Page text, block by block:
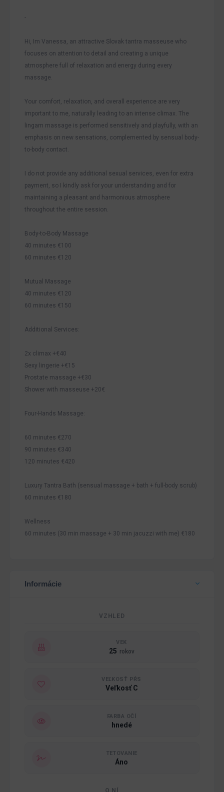
-
Hi, Im Vanessa, an attractive Slovak tantra masseuse who
focuses on attention to detail and creating a unique
atmosphere full of relaxation and energy during every
massage.
Your comfort, relaxation, and overall experience are very
important to me, naturally leading to an intense climax. The
lingam massage is performed sensitively and playfully, with an
emphasis on new sensations, complemented by sensual body-
to-body contact.
I do not provide any additional sexual services, even for extra
payment, so I kindly ask for your understanding and for
maintaining a pleasant and harmonious atmosphere
throughout the entire session.
Body-to-Body Massage
40 minutes €100
60 minutes €120
Mutual Massage
40 minutes €120
60 minutes €150
Additional Services:
2x climax +€40
Sexy lingerie +€15
Prostate massage +€30
Shower with masseuse +20€
Four-Hands Massage:
60 minutes €270
90 minutes €340
120 minutes €420
Luxury Tantra Bath (sensual massage + bath + full-body scrub)
60 minutes €180
Wellness
60 minutes (30 min massage + 30 min jacuzzi with me) €180
Informácie
VZHLED
VEK
25 rokov
VEĽKOSŤ PŔS
Veľkosť C
FARBA OČÍ
hnedé
TETOVANIE
Áno
O NÍ